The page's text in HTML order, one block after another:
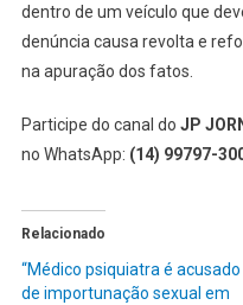
dentro de um veículo que
denúncia causa revolta e
na apuração dos fatos.
Participe do canal do JP
no WhatsApp: (14) 99797-
Relacionado
“Médico psiquiatra é acusado
de importunação sexual em